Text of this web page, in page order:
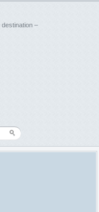
destination –